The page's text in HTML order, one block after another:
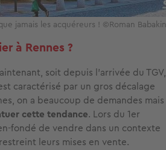
jamais les acquéreurs ! ©Roman Babakin
à Rennes ?
soit depuis l’arrivée du TGV,
caractérisé par un gros décalage
on a beaucoup de demandes mais
cette tendance. Lors du 1er
fondé de vendre dans un contexte
leurs mises en vente.